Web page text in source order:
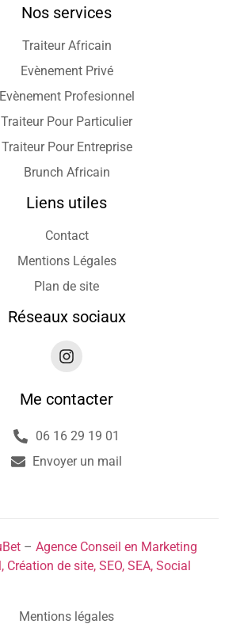
Nos services
Traiteur Africain
Evènement Privé
Evènement Profesionnel
Traiteur Pour Particulier
Traiteur Pour Entreprise
Brunch Africain
Liens utiles
Contact
Mentions Légales
Plan de site
Réseaux sociaux
Me contacter
06 16 29 19 01
Envoyer un mail
– Agence Conseil en Marketing
Création de site, SEO, SEA, Social
Mentions légales